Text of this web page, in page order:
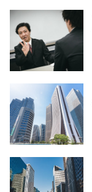
/1001374"
onclick="windo
w.open(this.hre
f, 'Gwindow',
'width=550,
height=450,
menubar=no,
toolbar=no,